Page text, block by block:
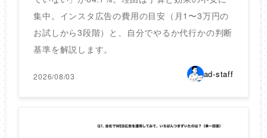
集中。インスタ広告の費用の目安（月1〜3万円の
お試しから3段階）と、自分でやるか代行かの判断
基準を解説します。
2026/08/03 ad-staff